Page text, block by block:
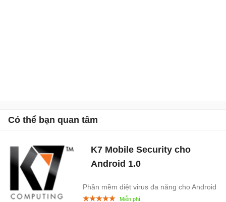
Có thể bạn quan tâm
K7 Mobile Security cho
Android 1.0
Phần mềm diệt virus đa năng cho Android